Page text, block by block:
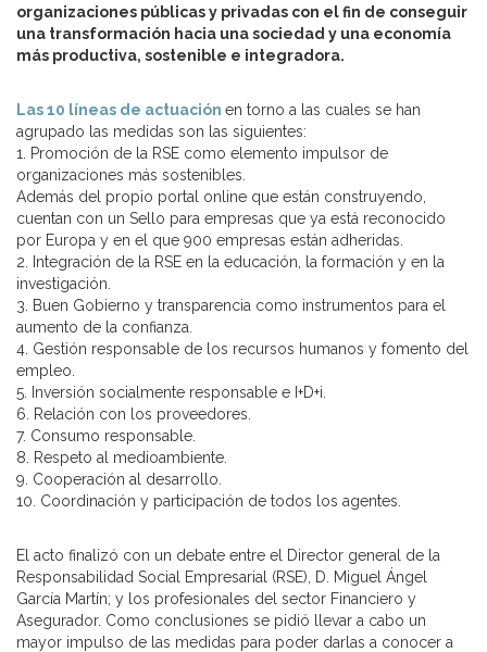
organizaciones públicas y privadas con el fin de conseguir
una transformación hacia una sociedad y una economía
más productiva, sostenible e integradora.
Las 10 líneas de actuación en torno a las cuales se han
agrupado las medidas son las siguientes:
1. Promoción de la RSE como elemento impulsor de
organizaciones más sostenibles.
Además del propio portal online que están construyendo,
cuentan con un Sello para empresas que ya está reconocido
por Europa y en el que 900 empresas están adheridas.
2. Integración de la RSE en la educación, la formación y en la
investigación.
3. Buen Gobierno y transparencia como instrumentos para el
aumento de la confianza.
4. Gestión responsable de los recursos humanos y fomento del
empleo.
5. Inversión socialmente responsable e I+D+i.
6. Relación con los proveedores.
7. Consumo responsable.
8. Respeto al medioambiente.
9. Cooperación al desarrollo.
10. Coordinación y participación de todos los agentes.
El acto finalizó con un debate entre el Director general de la
Responsabilidad Social Empresarial (RSE), D. Miguel Ángel
García Martín; y los profesionales del sector Financiero y
Asegurador. Como conclusiones se pidió llevar a cabo un
mayor impulso de las medidas para poder darlas a conocer a